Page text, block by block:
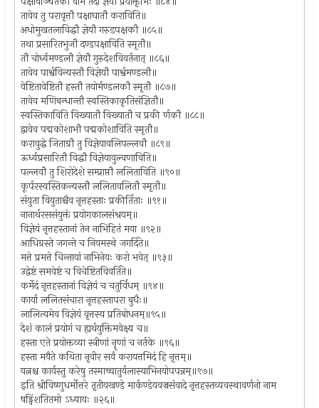
तावेव तु परावृत्तौ पक्षाघातौ कराविति॥
अधोमुखतलाविद्धौ ज्ञेयौ गरुडपक्षकौ ॥८५॥
तथा प्रसारितभुजौ दण्डपक्षाविति स्मृतौ॥
तौ चोर्ध्वमण्डलौ ज्ञेयौ गुरुदेशविवर्तनात् ॥८६॥
तावेव पार्श्वविन्यस्तौ विज्ञेयौ पार्श्वमण्डलौ॥
वेष्टितावेष्टितौ हस्तौ तयोर्मण्डलकौ स्मृतौ ॥८७॥
तावेव मणिबन्धान्तौ स्वस्तिकाकृतिसंज्ञितौ॥
स्वस्तिकाविति विख्यातौ विख्यातौ च प्रकी र्णकौ ॥८८॥
द्वावेव पद्मकोशाभौ पद्मकोशाविति स्मृतौ॥
करावुद्धे जिताग्रौ तु विज्ञेयावलिपल्लवौ ॥८९॥
ऊर्ध्वप्रसारितौ विद्धौ विज्ञेयावुल्वणाविति॥
पल्लवौ तु शिरोदेशे सम्प्राप्तौ ललिताविति ॥९०॥
कूर्परस्वस्तिकन्यस्तौ ललितावलितौ स्मृतौ॥
संयुता वियुताश्चैव नृत्तहस्ताः प्रकीर्तिताः ॥९१॥
नानार्थरससंयुक्तं प्रयोगकालसंश्रयम्॥
विज्ञेयं नृत्तहस्तानां तेन नाभिहितं मया ॥९२॥
आधिग्रस्ते जगन्ते च नियमस्थे जगर्दिते॥
मत्ते प्रमत्ते चिन्तायां नाभिनेयः करो भवेत् ॥९३॥
उद्वेष्टं समवेष्टं च विचेष्टितविवर्तिते॥
कर्मेदं नृत्तहस्तानां विज्ञेयं च चतुर्विधम् ॥९४॥
कार्या ललितसंचारा नृत्तहस्तापरा बुधैः॥
लालित्यमेव विज्ञेयं वृत्तस्य प्रतिबोधनम्॥९५॥
देशं कालं प्रयोगं च ह्यर्थयुक्तिमवेक्ष्य च॥
हस्ता एते प्रयोक्तव्या स्त्रीणां नॄणां च नर्तके ॥९६॥
हस्ता मयैते कथिता नृवीर सर्वं करायत्तमिदं हि नृत्तम्॥
यत्नश्च कार्यस्तु करेषु तस्माच्चातुर्यलास्याभिनयोपपन्नम्॥९७॥
इति श्रीविष्णुधर्मोत्तरे तृतीयखण्डे मार्कण्डेयवज्रसंवादे नृत्तहस्तव्यवस्थावर्णनो नाम
षड्विंशतितमो ऽध्यायः ॥२६॥